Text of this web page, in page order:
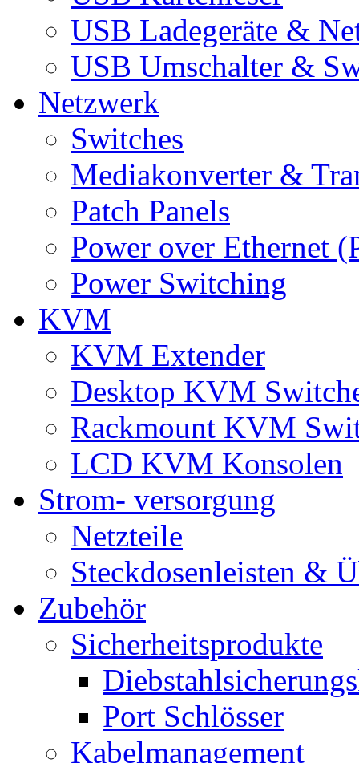
USB Ladegeräte &
USB Umschalter &
Netzwerk
Switches
Mediakonverter &
Patch Panels
Power over Ethernet
Power Switching
KVM
KVM Extender
Desktop KVM
Rackmount KVM
LCD KVM Konsolen
Strom- versorgung
Netzteile
Steckdosenleisten &
Zubehör
Sicherheitsprodukte
Port Schlösser
Kabelmanagement